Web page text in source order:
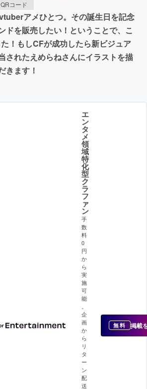
QRコード
アメひとつ。その誕生日を記念
ドを販売したい！ということで、こ
！もしCFが成功したら新ビジュア
されたえめらねさんにイラストを描
きます！
エ
ン
タ
メ
領
域
特
化
型
ク
ラ
フ
ァ
ン
手
数
料
0
円
か
ら
実
施
可
能
企
画
か
ら
リ
タ
ー
ン
配
送
無料 掲載